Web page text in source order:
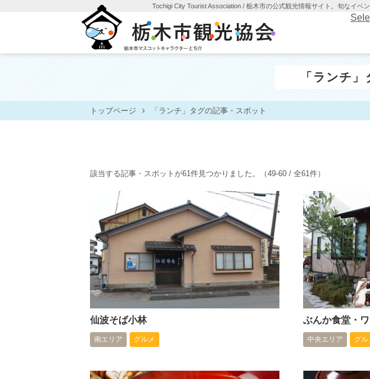
Tochigi City Tourist Association / 栃木市の公式観光情報サイト。旬なイベ
栃木市観光
「ランチ
トップページ 「ランチ」タグの記事・スポット
該当する記事・スポットが61件見つかりました。 （49-60 / 全61件）
仙波そば小林
南エリア グルメ
ぶんか食堂・
中央エリア グル